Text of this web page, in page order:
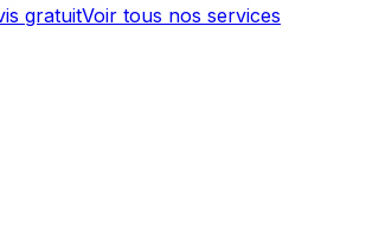
gratuitVoir tous nos services